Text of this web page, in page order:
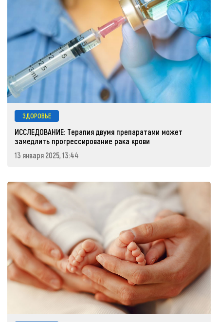
ЗДОРОВЬЕ
ИССЛЕДОВАНИЕ: Терапия двумя препаратами может
замедлить прогрессирование рака крови
13 января 2025, 13:44